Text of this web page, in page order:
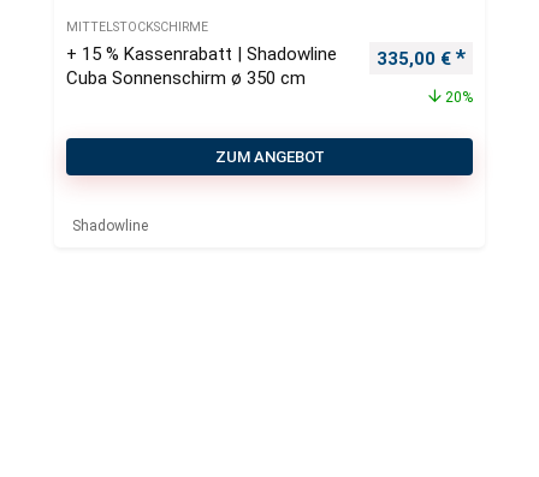
MITTELSTOCKSCHIRME
+ 15 % Kassenrabatt | Shadowline
Cuba Sonnenschirm ø 350 cm
Ursprünglicher
335,00 €
20%
ZUM ANGEBOT
Shadowline